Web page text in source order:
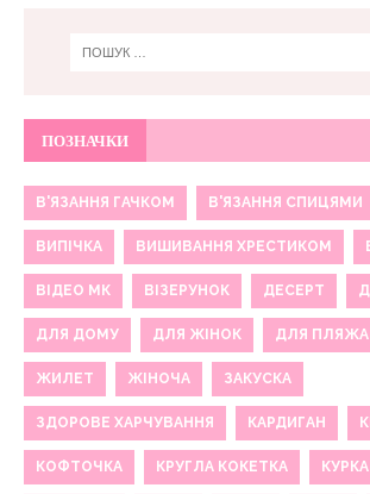
ПОЗНАЧКИ
В'ЯЗАННЯ ГАЧКОМ В'ЯЗАННЯ СПИЦЯМИ
ВИПІЧКА ВИШИВАННЯ ХРЕСТИКОМ
ВІДЕО МК ВІЗЕРУНОК ДЕСЕРТ
ДЛЯ ДОМУ ДЛЯ ЖІНОК ДЛЯ ПЛЯЖА
ЖИЛЕТ ЖІНОЧА ЗАКУСКА
ЗДОРОВЕ ХАРЧУВАННЯ КАРДИГАН
КОФТОЧКА КРУГЛА КОКЕТКА КУРКА